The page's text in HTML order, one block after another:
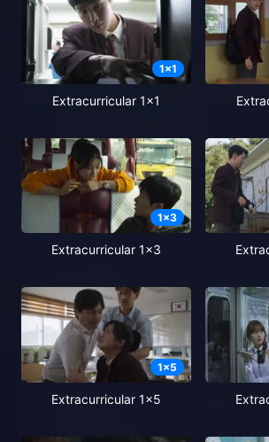
1x1
Extracurricular 1x1
1x3
Extracurricular 1x3
1x5
Extracurricular 1x5